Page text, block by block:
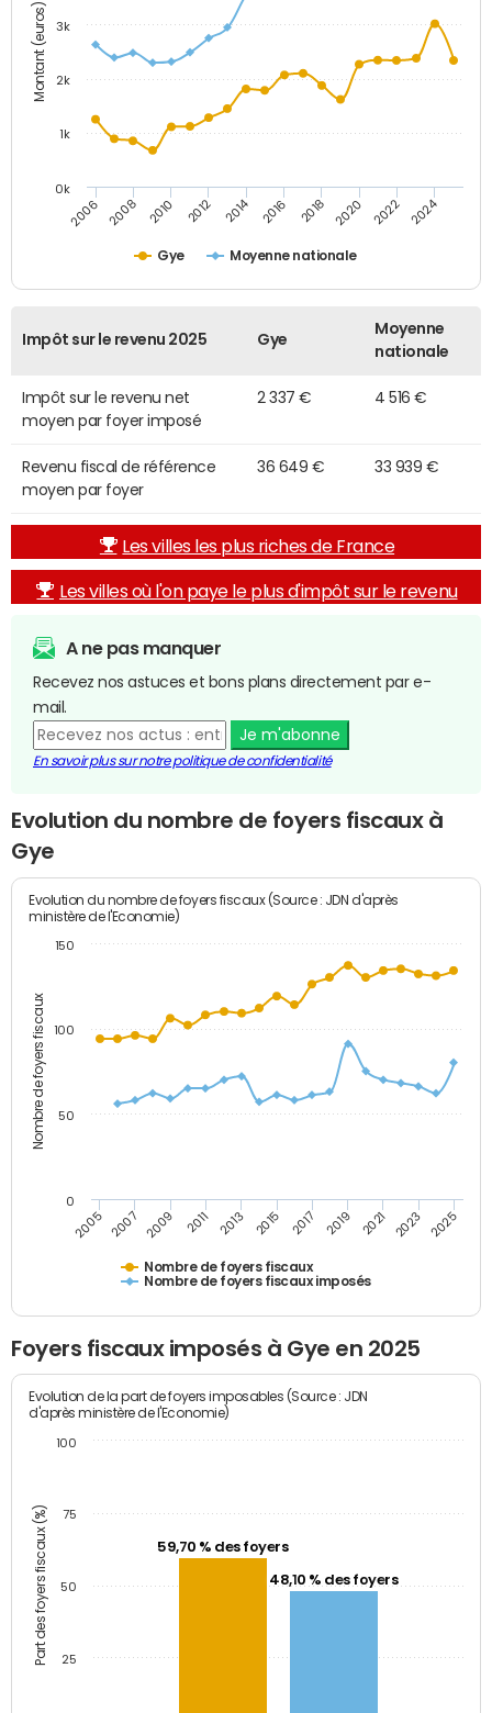
Montant (euros)
Gye Moyenne nationale
2006 2008 2010 2012 2014 2016 2018 2020 2022 2024
0k
1k
2k
3k
Impôt sur le revenu 2025 Gye
Moyenne
nationale
Impôt sur le revenu net
moyen par foyer imposé
2 337 € 4 516 €
Revenu fiscal de référence
moyen par foyer
36 649 € 33 939 €
Les villes les plus riches de France
Les villes où l'on paye le plus d'impôt sur le revenu
A ne pas manquer
Recevez nos astuces et bons plans directement par e-
mail.
Je m'abonne
En savoir plus sur notre politique de confidentialité
Evolution du nombre de foyers fiscaux à
Gye
Nombre de foyers fiscaux
Evolution du nombre de foyers fiscaux (Source : JDN d'après
ministère de l'Economie)
Nombre de foyers fiscaux
Nombre de foyers fiscaux imposés
2005 2007 2009 2011 2013 2015 2017 2019 2021 2023 2025
0
50
100
150
Foyers fiscaux imposés à Gye en 2025
Part des foyers fiscaux (%)
Evolution de la part de foyers imposables (Source : JDN
d'après ministère de l'Economie)
59,70 % des foyers
48,10 % des foyers
25
50
75
100